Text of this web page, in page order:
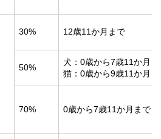
30% 12歳11か月まで
50%
犬：0歳から7歳11か月ま
猫：0歳から9歳11か月ま
70% 0歳から7歳11か月まで